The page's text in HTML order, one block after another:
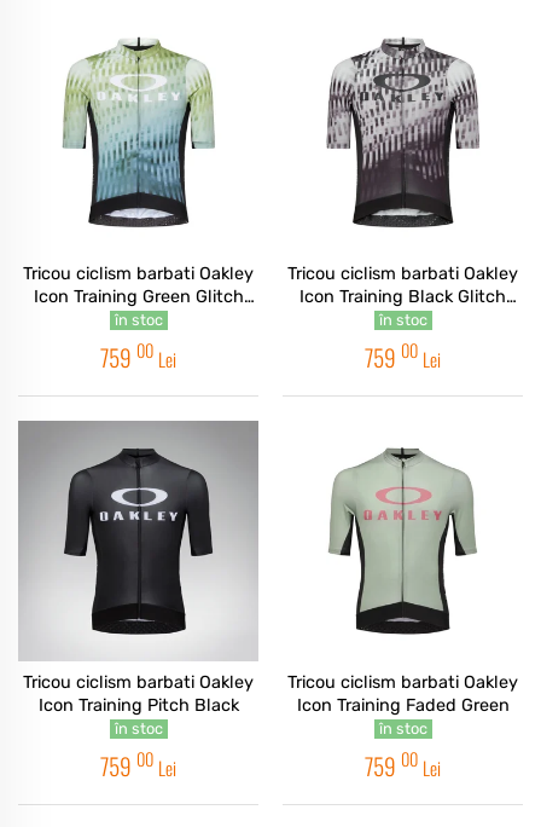
Tricou ciclism barbati Oakley
Icon Training Green Glitch
Print
în stoc
759 00 Lei
Tricou ciclism barbati Oakley
Icon Training Black Glitch
Print
în stoc
759 00 Lei
Tricou ciclism barbati Oakley
Icon Training Pitch Black
în stoc
759 00 Lei
Tricou ciclism barbati Oakley
Icon Training Faded Green
în stoc
759 00 Lei